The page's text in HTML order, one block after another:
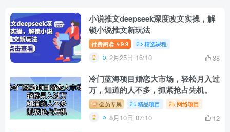
小说推文deepseek深度改文实操，解
锁小说推文新玩法
付费阅读 ￥9.9 精选课程
2月25日 16:10 38
冷门蓝海项目婚恋大市场，轻松月入过
万，知道的人不多，抓紧抢占先机。
会员专属 精品项目 网络项目
8月10日 07:10 12